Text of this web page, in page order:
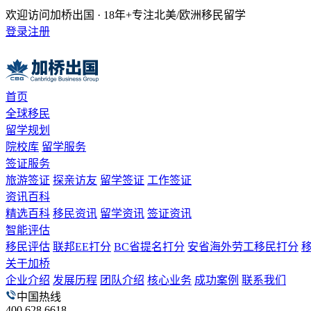
欢迎访问加桥出国 · 18年+专注北美/欧洲移民留学
登录注册
首页
全球移民
留学规划
院校库 留学服务
签证服务
旅游签证 探亲访友 留学签证 工作签证
资讯百科
精选百科 移民资讯 留学资讯 签证资讯
智能评估
移民评估 联邦EE打分 BC省提名打分 安省海外劳工移民打分
关于加桥
企业介绍 发展历程 团队介绍 核心业务 成功案例 联系我们
中国热线